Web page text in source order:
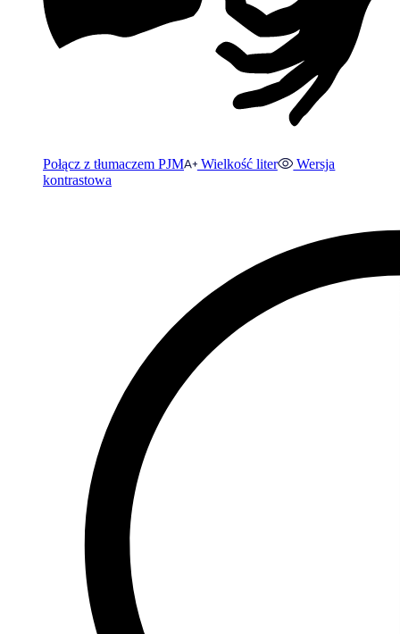
Połącz z tłumaczem PJM Wielkość liter
Wersja
kontrastowa